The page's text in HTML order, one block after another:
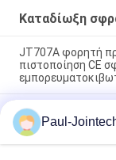
Καταδίωξη
JT707A φορητή
πιστοποίηση CE
λουκέτων
σφραγίδα ΠΣΤ
Paul-